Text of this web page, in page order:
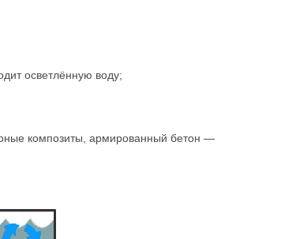
осветлённую воду;
композиты, армированный бетон —